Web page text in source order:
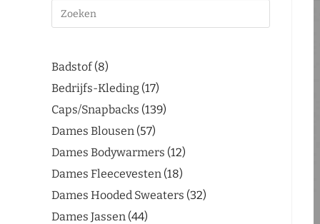
Badstof 8
Bedrijfs-Kleding 17
Caps/Snapbacks 139
Dames Blousen 57
Dames Bodywarmers 12
Dames Fleecevesten 18
Dames Hooded Sweaters 32
Dames Jassen 44